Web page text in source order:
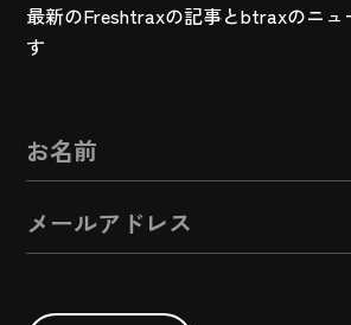
最新のFreshtraxの記事とbtraxのニュ
す